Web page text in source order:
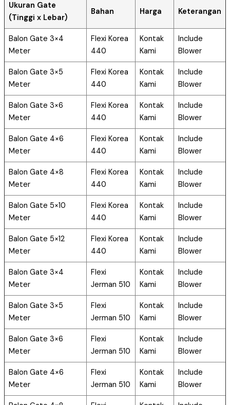
Ukuran Gate
(Tinggi x Lebar)
Bahan Harga Keterangan
Balon Gate 3×4
Meter
Flexi Korea
440
Kontak
Kami
Include
Blower
Balon Gate 3×5
Meter
Flexi Korea
440
Kontak
Kami
Include
Blower
Balon Gate 3×6
Meter
Flexi Korea
440
Kontak
Kami
Include
Blower
Balon Gate 4×6
Meter
Flexi Korea
440
Kontak
Kami
Include
Blower
Balon Gate 4×8
Meter
Flexi Korea
440
Kontak
Kami
Include
Blower
Balon Gate 5×10
Meter
Flexi Korea
440
Kontak
Kami
Include
Blower
Balon Gate 5×12
Meter
Flexi Korea
440
Kontak
Kami
Include
Blower
Balon Gate 3×4
Meter
Flexi
Jerman 510
Kontak
Kami
Include
Blower
Balon Gate 3×5
Meter
Flexi
Jerman 510
Kontak
Kami
Include
Blower
Balon Gate 3×6
Meter
Flexi
Jerman 510
Kontak
Kami
Include
Blower
Balon Gate 4×6
Meter
Flexi
Jerman 510
Kontak
Kami
Include
Blower